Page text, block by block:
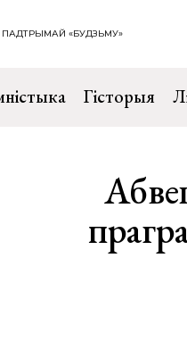
ПАДТРЫМАЙ «БУДЗЬМУ»
Гісторыя